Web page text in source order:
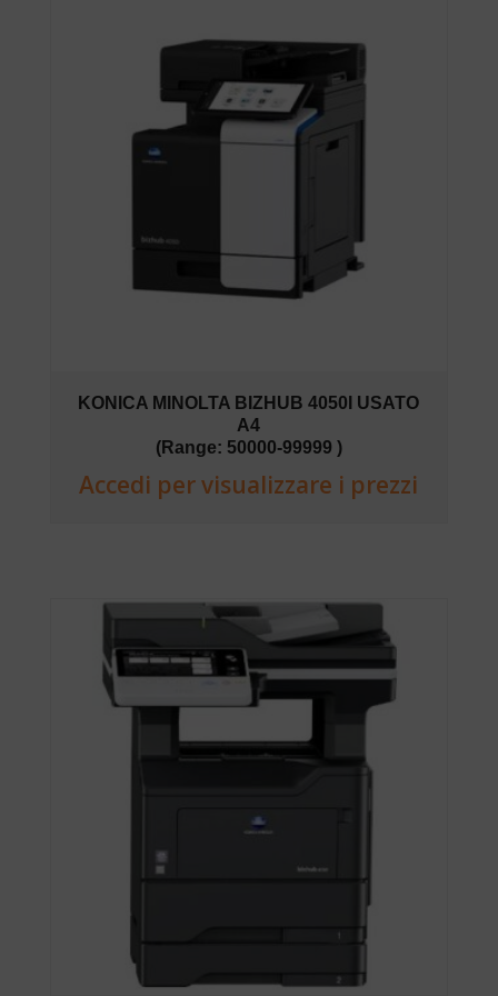
KONICA MINOLTA BIZHUB 4050I USATO
A4
(Range: 50000-99999 )
Accedi per visualizzare i prezzi